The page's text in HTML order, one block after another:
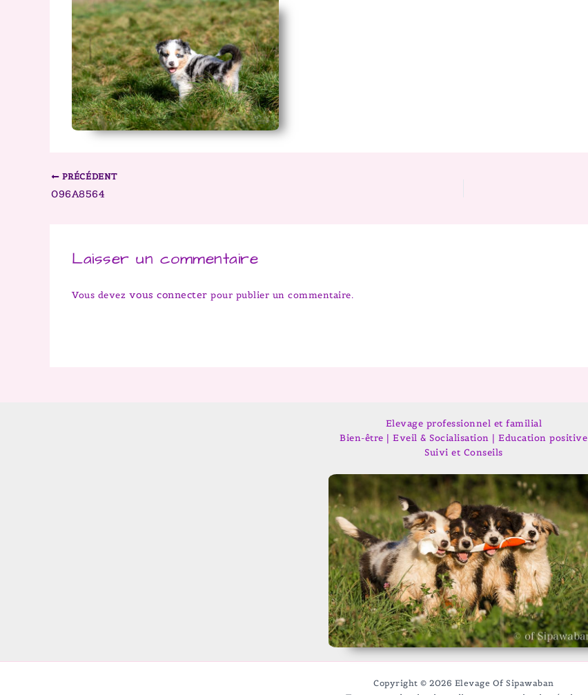
PRÉCÉDENT
096A8564
Laisser un commentaire
Vous devez vous connecter pour publier un commentaire.
Elevage professionnel et familial
Bien-être | Eveil & Socialisation | Education positive
Suivi et Conseils
Copyright © 2026 Elevage Of Sipawaban